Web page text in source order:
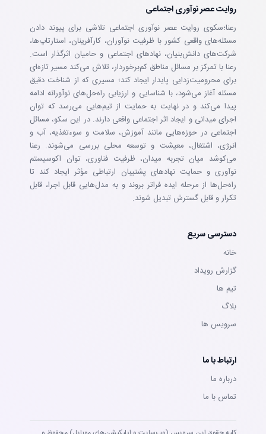
روایت عصر نوآوری اجتماعی
رعنا؛سکوی روایت عصر نوآوری اجتماعی تلاشی برای پیوند دادن
مسئله‌های واقعی کشور با ظرفیت نوآوران، کارآفرینان، استارتاپ‌ها،
شرکت‌های دانش‌بنیان، نهادهای اجتماعی و حامیان اثرگذار است.
رعنا با تمرکز بر مسائل مناطق کم‌برخوردار، تلاش می‌کند مسیر تازه‌ای
برای محرومیت‌زدایی پایدار ایجاد کند؛ مسیری که از شناخت دقیق
مسئله آغاز می‌شود، با شناسایی و ارزیابی راه‌حل‌های نوآورانه ادامه
پیدا می‌کند و در نهایت به حمایت از تیم‌هایی می‌رسد که توان
اجرای میدانی و ایجاد اثر اجتماعی واقعی دارند. در این سکو، مسائل
اجتماعی در حوزه‌هایی مانند آموزش، سلامت و سوءتغذیه، آب و
انرژی، اشتغال، معیشت و توسعه محلی بررسی می‌شوند. رعنا
می‌کوشد میان تجربه میدان، ظرفیت فناوری، توان اکوسیستم
نوآوری و حمایت نهادهای پشتیبان ارتباطی مؤثر ایجاد کند تا
راه‌حل‌ها از مرحله ایده فراتر بروند و به مدل‌هایی قابل اجرا، قابل
تکرار و قابل گسترش تبدیل شوند.
دسترسی سریع
خانه
گزارش رویداد
تيم ها
بلاگ
سرويس ها
ارتباط با ما
درباره ما
تماس با ما